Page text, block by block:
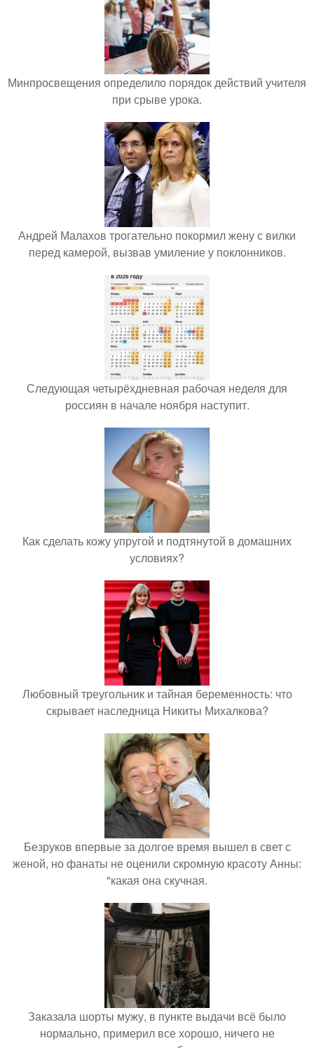
Минпросвещения определило порядок действий учителя
при срыве урока.
Андрей Малахов трогательно покормил жену с вилки
перед камерой, вызвав умиление у поклонников.
Следующая четырёхдневная рабочая неделя для
россиян в начале ноября наступит.
Как сделать кожу упругой и подтянутой в домашних
условиях?
Любовный треугольник и тайная беременность: что
скрывает наследница Никиты Михалкова?
Безруков впервые за долгое время вышел в свет с
женой, но фанаты не оценили скромную красоту Анны:
"какая она скучная.
Заказала шорты мужу, в пункте выдачи всё было
нормально, примерил все хорошо, ничего не